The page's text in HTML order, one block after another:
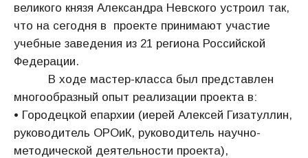
великого князя Александра Невского устроил так,
что на сегодня в проекте принимают участие
учебные заведения из 21 региона Российской
Федерации.
В ходе мастер-класса был представлен
многообразный опыт реализации проекта в:
• Городецкой епархии (иерей Алексей Гизатуллин,
руководитель ОРОиК, руководитель научно-
методической деятельности проекта),